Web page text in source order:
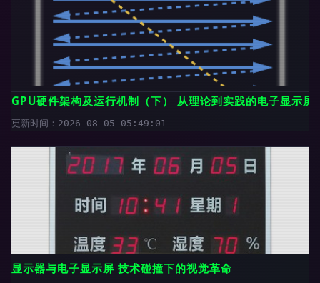
GPU硬件架构及运行机制（下） 从理论到实践的电子显示屏
更新时间：2026-08-05 05:49:01
显示器与电子显示屏 技术碰撞下的视觉革命